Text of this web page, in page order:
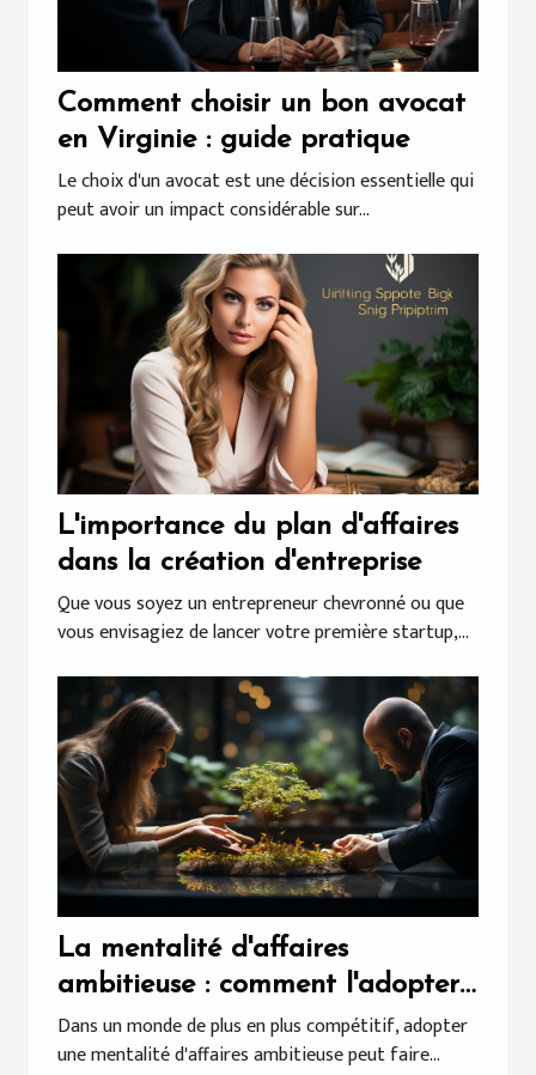
Comment choisir un bon avocat
en Virginie : guide pratique
Le choix d'un avocat est une décision essentielle qui
peut avoir un impact considérable sur...
L'importance du plan d'affaires
dans la création d'entreprise
Que vous soyez un entrepreneur chevronné ou que
vous envisagiez de lancer votre première startup,...
La mentalité d'affaires
ambitieuse : comment l'adopter
?
Dans un monde de plus en plus compétitif, adopter
une mentalité d'affaires ambitieuse peut faire...